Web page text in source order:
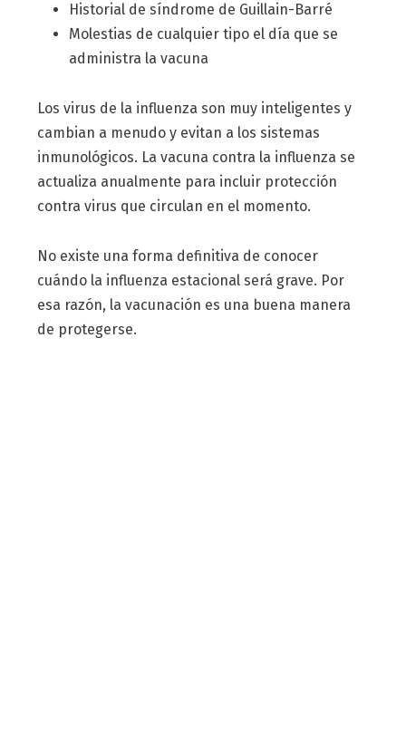
Historial de síndrome de Guillain-Barré
Molestias de cualquier tipo el día que se
administra la vacuna
Los virus de la influenza son muy inteligentes y
cambian a menudo y evitan a los sistemas
inmunológicos. La vacuna contra la influenza se
actualiza anualmente para incluir protección
contra virus que circulan en el momento.
No existe una forma definitiva de conocer
cuándo la influenza estacional será grave. Por
esa razón, la vacunación es una buena manera
de protegerse.